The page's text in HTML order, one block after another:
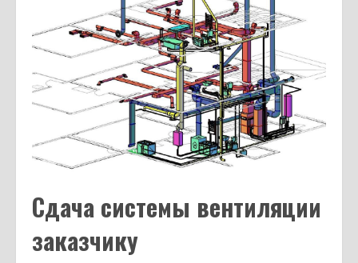
Сдача системы вентиляции
заказчику